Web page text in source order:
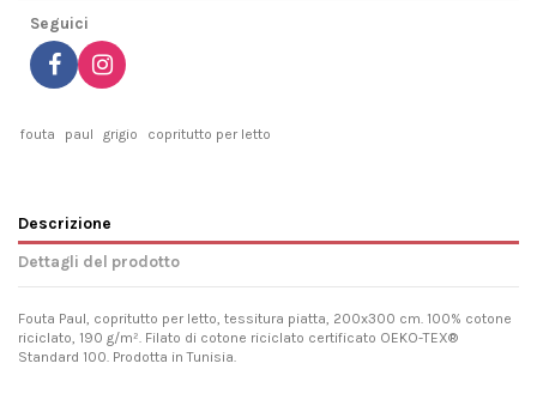
Seguici
fouta paul grigio copritutto per letto
Descrizione
Dettagli del prodotto
Fouta Paul, copritutto per letto, tessitura piatta, 200x300 cm. 100% cotone
riciclato, 190 g/m². Filato di cotone riciclato certificato OEKO-TEX®
Standard 100. Prodotta in Tunisia.